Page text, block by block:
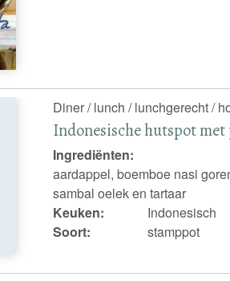
Diner / lunch / lunchgerecht /
Indonesische hutspot
Ingrediënten:
aardappel, boemboe nasi
sambal oelek en tartaar
Keuken:
Indonesisch
Soort:
stamppot